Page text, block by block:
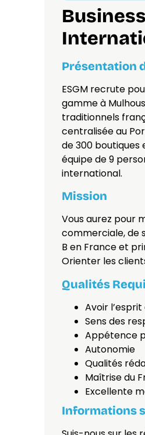
Présentation
ESGM recrute
gamme à
traditionnels
centralisée au
de 300 boutiques
équipe de 9
international.
Mission
Vous aurez pour
commerciale, de
B en France et
Orienter les
Qualités
Avoir l’esprit
Sens des
Appétence
Autonomie
Qualités
Maîtrise du
Excellente
Informations